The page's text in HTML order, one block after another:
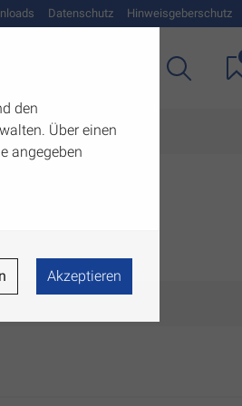
Datenschutz Hinweisgeberschutz
den
Über einen
angegeben
Akzeptieren